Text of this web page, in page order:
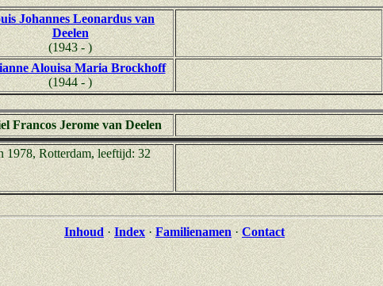
Johannes Leonardus van
Deelen
(1943 - )
Alouisa Maria Brockhoff
(1944 - )
Francos Jerome van Deelen
1978, Rotterdam, leeftijd: 32
Inhoud·Index·Familienamen·Contact